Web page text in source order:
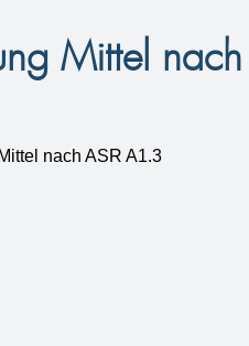
Mittel